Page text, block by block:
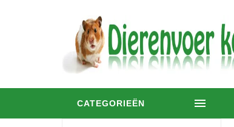
CATEGORIEËN